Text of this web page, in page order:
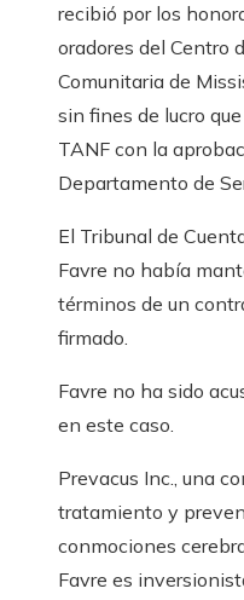
recibió por los
oradores del Centro
Comunitaria de
sin fines de lucro
TANF con la
Departamento de
El Tribunal de
Favre no había
términos de un
firmado.
Favre no ha sido
en este caso.
Prevacus Inc., una
tratamiento y
conmociones
Favre es